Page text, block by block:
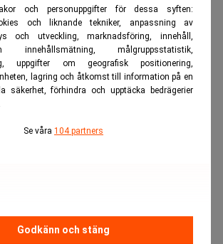
och personuppgifter för dessa syften:
och liknande tekniker, anpassning av
och utveckling, marknadsföring, innehåll,
målgruppsstatistik,
uppgifter om geografisk positionering,
lagring och åtkomst till information på en
säkerhet, förhindra och upptäcka bedrägerier
Se våra 104 partners
Godkänn och stäng
och missförstånd”, men hävdar
har ägt rum.
incidenten beklagade företaget
och meddelade att de samarbetar med
för att införa utbildning mot
etikett på flygresan – enligt nordborna: